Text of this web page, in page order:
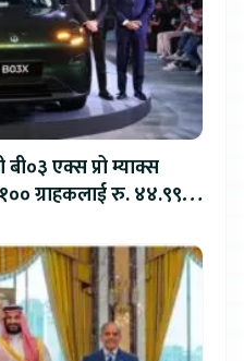
एक्स प्रो म्याक्स
ग्राहकलाई रु. ४४.९९